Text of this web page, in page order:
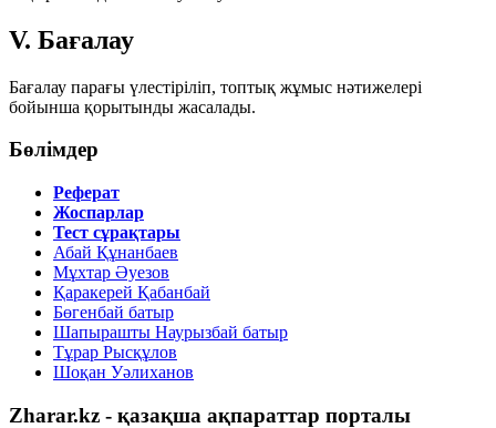
V. Бағалау
Бағалау парағы үлестіріліп, топтық жұмыс нәтижелері
бойынша қорытынды жасалады.
Бөлімдер
Реферат
Жоспарлар
Тест сұрақтары
Абай Құнанбаев
Мұхтар Әуезов
Қаракерей Қабанбай
Бөгенбай батыр
Шапырашты Наурызбай батыр
Тұрар Рысқұлов
Шоқан Уәлиханов
Zharar.kz - қазақша ақпараттар порталы